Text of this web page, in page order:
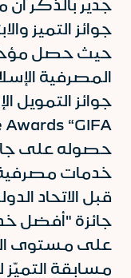
جدير بالذكر
جوائز التميز
حيث حصل
حصوله على
قبل الاتحاد
جائزة "أفضل
على مستوى
مسابقة التميّز